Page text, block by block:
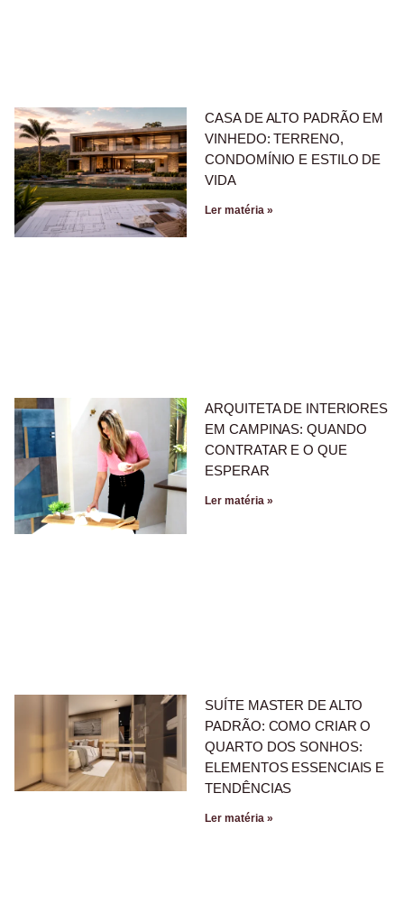
CASA DE ALTO PADRÃO EM
VINHEDO: TERRENO,
CONDOMÍNIO E ESTILO DE
VIDA
Ler matéria »
ARQUITETA DE INTERIORES
EM CAMPINAS: QUANDO
CONTRATAR E O QUE
ESPERAR
Ler matéria »
SUÍTE MASTER DE ALTO
PADRÃO: COMO CRIAR O
QUARTO DOS SONHOS:
ELEMENTOS ESSENCIAIS E
TENDÊNCIAS
Ler matéria »